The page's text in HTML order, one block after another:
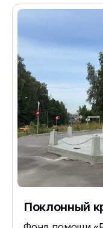
Поклонный